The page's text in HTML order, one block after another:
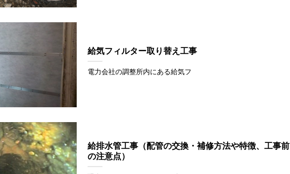
給気フィルター取り替え工事
電力会社の調整所内にある給気フ
給排水管工事（配管の交換・補修方法や特徴、工事前
の注意点）